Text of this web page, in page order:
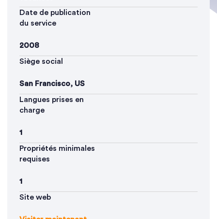
Date de publication
du service
2008
Siège social
San Francisco, US
Langues prises en
charge
1
Propriétés minimales
requises
1
Site web